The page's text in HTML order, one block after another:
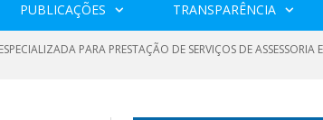
PUBLICAÇÕES TRANSPARÊNCIA
PARA PRESTAÇÃO DE SERVIÇOS DE ASSESSORIA